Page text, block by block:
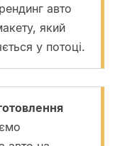
авто
який
у потоці.